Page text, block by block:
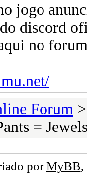
jogo
discord
no
Forum
= Jewels
porMyBB,